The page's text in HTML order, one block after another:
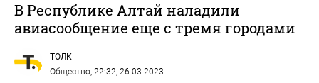
В Республике Алтай наладили
авиасообщение еще с тремя городами
ТОЛК
Общество, 22:32, 26.03.2023